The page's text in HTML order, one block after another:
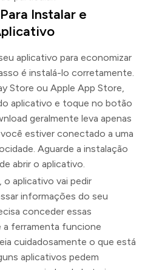
Instalar e
aplicativo para economizar
é instalá-lo corretamente.
Store ou Apple App Store,
aplicativo e toque no botão
geralmente leva apenas
estiver conectado a uma
Aguarde a instalação
abrir o aplicativo.
o aplicativo vai pedir
informações do seu
conceder essas
a ferramenta funcione
cuidadosamente o que está
aplicativos pedem